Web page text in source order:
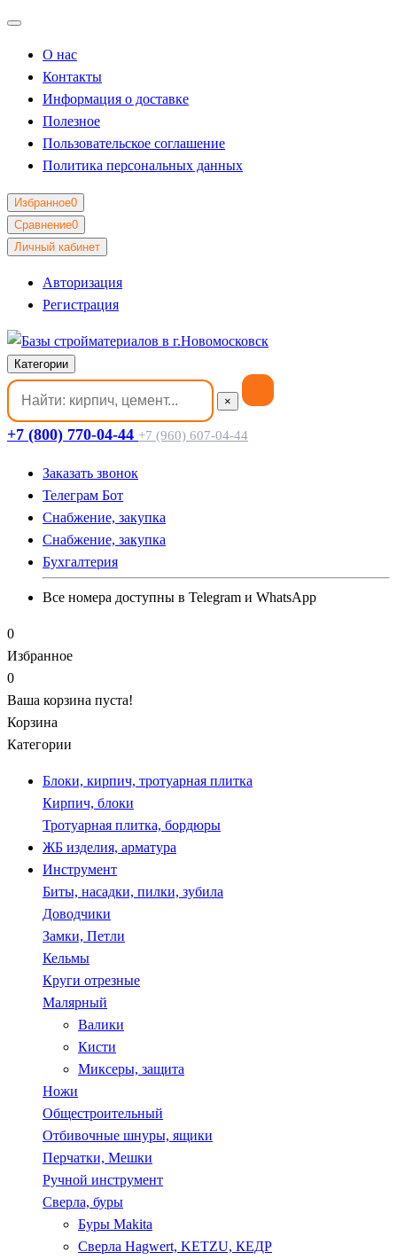
О нас
Контакты
Информация о доставке
Полезное
Пользовательское соглашение
Политика персональных данных
Избранное0
Сравнение0
Личный кабинет
Авторизация
Регистрация
Категории
×
+7 (800) 770-04-44 +7 (960) 607-04-44
Заказать звонок
Телеграм Бот
Cнабжение, закупка
Cнабжение, закупка
Бухгалтерия
Все номера доступны в Telegram и WhatsApp
0
Избранное
0
Ваша корзина пуста!
Корзина
Категории
Блоки, кирпич, тротуарная плитка
Кирпич, блоки
Тротуарная плитка, бордюры
ЖБ изделия, арматура
Инструмент
Биты, насадки, пилки, зубила
Доводчики
Замки, Петли
Кельмы
Круги отрезные
Малярный
Валики
Кисти
Миксеры, защита
Ножи
Общестроительный
Отбивочные шнуры, ящики
Перчатки, Мешки
Ручной инструмент
Сверла, буры
Буры Makita
Сверла Hagwert, KETZU, КЕДР